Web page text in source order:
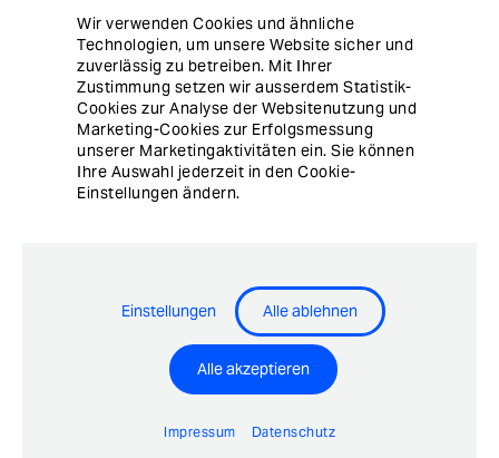
Datenschutz
Hinweisgebersystem
Cookie Einstellungen
© Copyright Ergon Informatik AG
Airlock® - Security Innovation by Ergon Informatik AG
Wir verwenden Cookies und ähnliche
Technologien, um unsere Website sicher und
zuverlässig zu betreiben. Mit Ihrer
Zustimmung setzen wir ausserdem Statistik-
Cookies zur Analyse der Websitenutzung und
Marketing-Cookies zur Erfolgsmessung
unserer Marketingaktivitäten ein. Sie können
Ihre Auswahl jederzeit in den Cookie-
Einstellungen ändern.
Einstellungen Alle ablehnen
Alle akzeptieren
Impressum Datenschutz